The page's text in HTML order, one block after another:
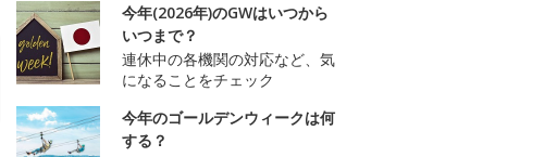
今年(2026年)のGWはいつから
いつまで？
連休中の各機関の対応など、気
になることをチェック
今年のゴールデンウィークは何
する？